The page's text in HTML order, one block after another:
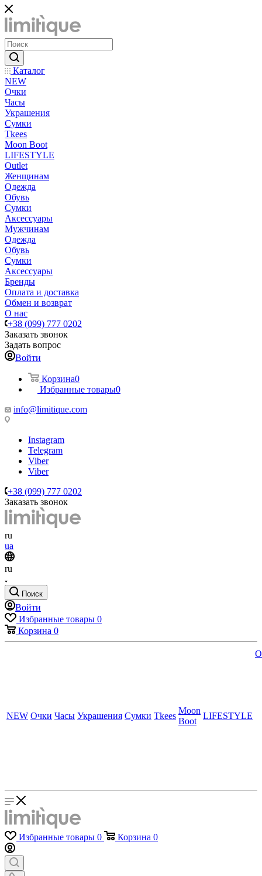
Каталог
NEW
Очки
Часы
Украшения
Сумки
Tkees
Moon Boot
LIFESTYLE
Outlet
Женщинам
Одежда
Обувь
Сумки
Аксессуары
Мужчинам
Одежда
Обувь
Сумки
Аксессуары
Бренды
Оплата и доставка
Обмен и возврат
О нас
+38 (099) 777 0202
Заказать звонок
Задать вопрос
Войти
Корзина0
Избранные товары0
info@limitique.com
Instagram
Telegram
Viber
Viber
+38 (099) 777 0202
Заказать звонок
ru
ua
ru
Поиск
Войти
Избранные товары 0
Корзина 0
NEW Очки Часы Украшения Сумки Tkees
Moon
Boot
LIFESTYLE
Избранные товары 0 Корзина 0